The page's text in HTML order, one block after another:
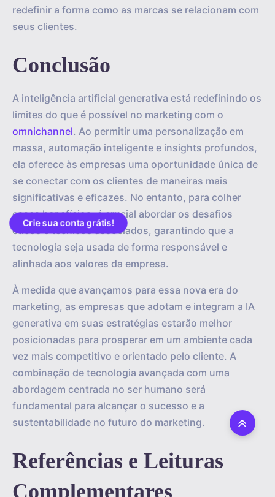
redefinir a forma como as marcas se relacionam com
seus clientes.
Conclusão
A inteligência artificial generativa está redefinindo os
limites do que é possível no marketing com o
omnichannel. Ao permitir uma personalização em
massa, automação inteligente e insights profundos,
ela oferece às empresas uma oportunidade única de
se conectar com os clientes de maneiras mais
significativas e eficazes. No entanto, para colher
esses benefícios, é crucial abordar os desafios
éticos e técnicos associados, garantindo que a
tecnologia seja usada de forma responsável e
alinhada aos valores da empresa.
À medida que avançamos para essa nova era do
marketing, as empresas que adotam e integram a IA
generativa em suas estratégias estarão melhor
posicionadas para prosperar em um ambiente cada
vez mais competitivo e orientado pelo cliente. A
combinação de tecnologia avançada com uma
abordagem centrada no ser humano será
fundamental para alcançar o sucesso e a
sustentabilidade no futuro do marketing.
Referências e Leituras
Complementares
Crie sua conta grátis!